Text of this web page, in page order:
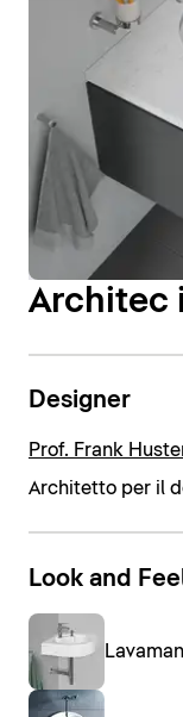
Architec
Designer
Prof. Frank
Architetto per il
Look and